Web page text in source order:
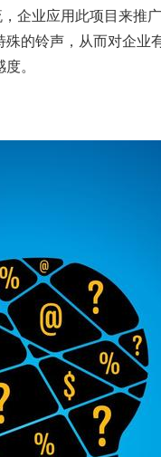
企业应用此项目来推
的铃声，从而对企业
。